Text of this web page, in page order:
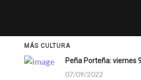
MÁS CULTURA
Peña Porteña: viernes
07/09/2022